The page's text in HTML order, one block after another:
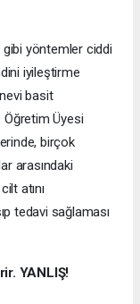
gibi yöntemler ciddi
iyileştirme
basit
Öğretim Üyesi
birçok
arasındaki
atını
tedavi sağlaması
YANLIŞ!